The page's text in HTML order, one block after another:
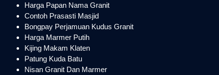
Harga Papan Nama Granit
Contoh Prasasti Masjid
Bongpay Perjamuan Kudus Granit
Harga Marmer Putih
Kijing Makam Klaten
Patung Kuda Batu
Nisan Granit Dan Marmer